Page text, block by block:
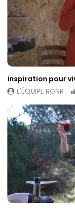
inspiration pour
L'ÉQUIPE RGNR